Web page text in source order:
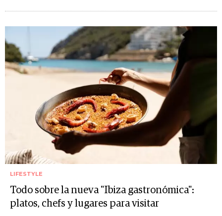
LIFESTYLE
Todo sobre la nueva "Ibiza gastronómica":
platos, chefs y lugares para visitar